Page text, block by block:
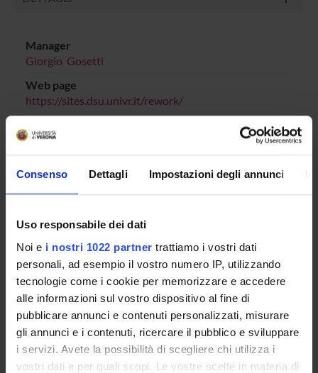
Consenso Dettagli Impostazioni degli annunci
Uso responsabile dei dati
Noi e i nostri 1022 partner trattiamo i vostri dati
personali, ad esempio il vostro numero IP, utilizzando
tecnologie come i cookie per memorizzare e accedere
alle informazioni sul vostro dispositivo al fine di
pubblicare annunci e contenuti personalizzati, misurare
gli annunci e i contenuti, ricercare il pubblico e sviluppare
i servizi. Avete la possibilità di scegliere chi utilizza i
vostri dati e per quali scopi. Le vostre scelte in materia di
Manager
Giorgio Gosetti
Web page
https://sites.dsu.univr.it/rework/
MEMBERS 7
AVAILABLE DOCUMENTS
ORGANISATION
GOVERNANCE
COMMITTEES